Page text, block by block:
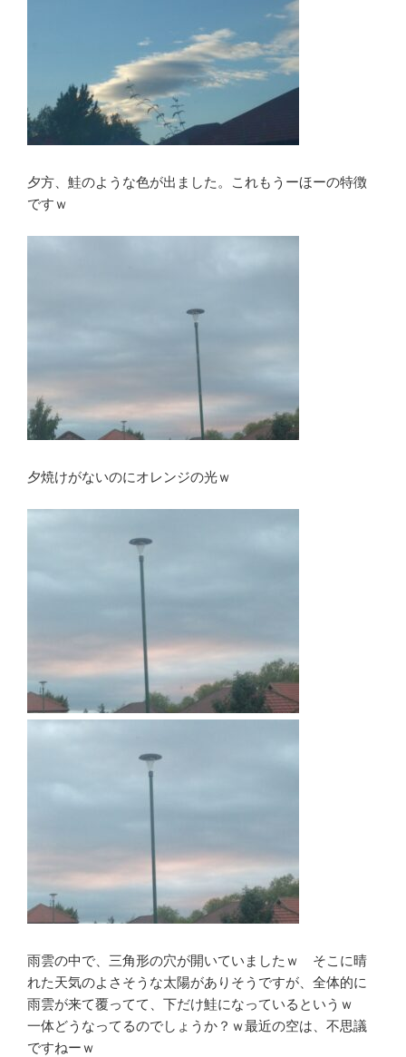
夕方、鮭のような色が出ました。これもうーほーの特徴
ですｗ
夕焼けがないのにオレンジの光ｗ
雨雲の中で、三角形の穴が開いていましたｗ そこに晴
れた天気のよさそうな太陽がありそうですが、全体的に
雨雲が来て覆ってて、下だけ鮭になっているというｗ
一体どうなってるのでしょうか？ｗ最近の空は、不思議
ですねーｗ